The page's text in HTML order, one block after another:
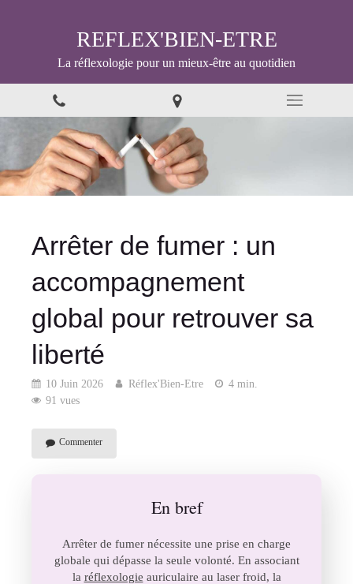
REFLEX'BIEN-ETRE
La réflexologie pour un mieux-être au quotidien
Arrêter de fumer : un
accompagnement
global pour retrouver sa
liberté
10 Juin 2026 Réflex'Bien-Etre
4 min.
91 vues
Commenter
En bref
Arrêter de fumer nécessite une prise en charge
globale qui dépasse la seule volonté. En associant
la réflexologie auriculaire au laser froid, la